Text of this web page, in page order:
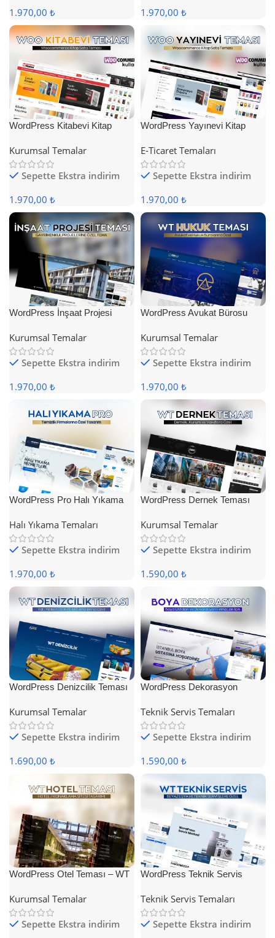
1.970,00 ₺
1.970,00 ₺
WordPress Kitabevi Kitap
Kurumsal Temalar
Sepette Ekstra indirim
1.970,00 ₺
WordPress Yayınevi Kitap
E-Ticaret Temaları
Sepette Ekstra indirim
1.970,00 ₺
WordPress İnşaat Projesi
Kurumsal Temalar
Sepette Ekstra indirim
1.970,00 ₺
WordPress Avukat Bürosu
Kurumsal Temalar
Sepette Ekstra indirim
1.970,00 ₺
WordPress Pro Halı Yıkama
Halı Yıkama Temaları
Sepette Ekstra indirim
1.970,00 ₺
WordPress Dernek Teması
Kurumsal Temalar
Sepette Ekstra indirim
1.590,00 ₺
WordPress Denizcilik Teması
Kurumsal Temalar
Sepette Ekstra indirim
1.690,00 ₺
WordPress Dekorasyon
Teknik Servis Temaları
Sepette Ekstra indirim
1.590,00 ₺
WordPress Otel Teması – WT
Kurumsal Temalar
Sepette Ekstra indirim
WordPress Teknik Servis
Teknik Servis Temaları
Sepette Ekstra indirim